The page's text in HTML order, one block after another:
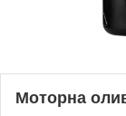
Моторна